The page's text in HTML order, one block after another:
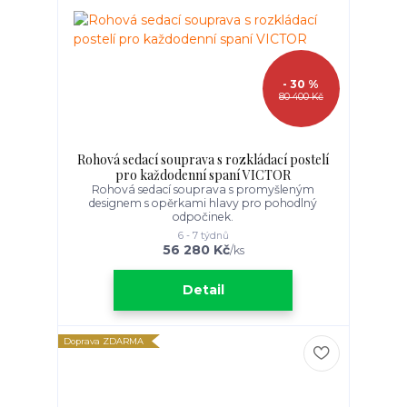
80 400 Kč
- 30 %
Rohová sedací souprava s rozkládací postelí
pro každodenní spaní VICTOR
Rohová sedací souprava s promyšleným
designem s opěrkami hlavy pro pohodlný
odpočinek.
56 280 Kč/ks
6 - 7 týdnů
Detail
Doprava ZDARMA